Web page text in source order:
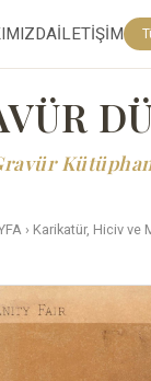
İLETİŞİM
› Karikatür, Hiciv ve